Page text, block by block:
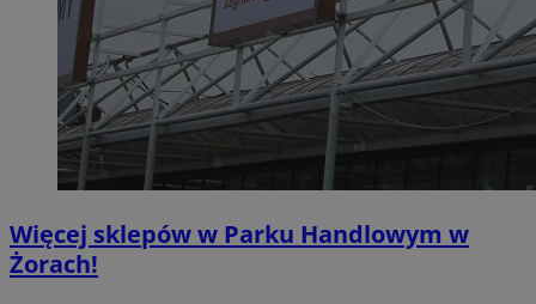
Więcej sklepów w Parku Handlowym w
Żorach!